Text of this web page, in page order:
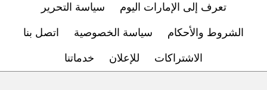
تعرف إلى الإمارات اليوم سياسة التحرير
الشروط والأحكام سياسة الخصوصية اتصل بنا
الاشتراكات للإعلان خدماتنا